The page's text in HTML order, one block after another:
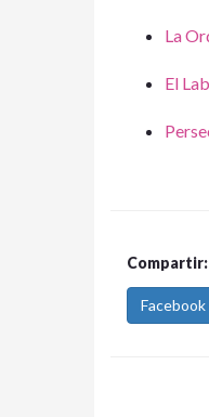
La
El
Compartir:
Facebook